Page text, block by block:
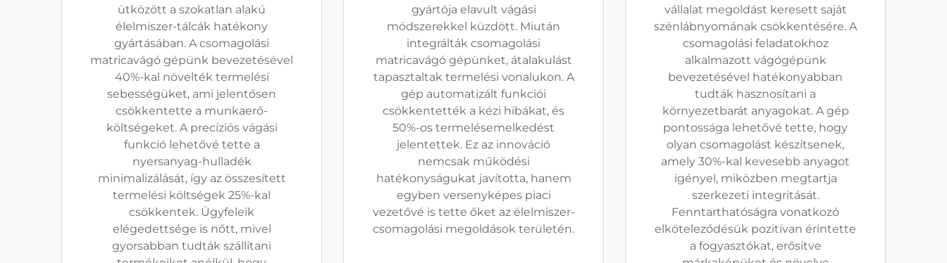
ütközött a szokatlan alakú
élelmiszer-tálcák hatékony
gyártásában. A csomagolási
matricavágó gépünk bevezetésével
40%-kal növelték termelési
sebességüket, ami jelentősen
csökkentette a munkaerő-
költségeket. A precíziós vágási
funkció lehetővé tette a
nyersanyag-hulladék
minimalizálását, így az összesített
termelési költségek 25%-kal
csökkentek. Ügyfeleik
elégedettsége is nőtt, mivel
gyorsabban tudták szállítani
gyártója elavult vágási
módszerekkel küzdött. Miután
integrálták csomagolási
matricavágó gépünket, átalakulást
tapasztaltak termelési vonalukon. A
gép automatizált funkciói
csökkentették a kézi hibákat, és
50%-os termelésemelkedést
jelentettek. Ez az innováció
nemcsak működési
hatékonyságukat javította, hanem
egyben versenyképes piaci
vezetővé is tette őket az élelmiszer-
csomagolási megoldások területén.
vállalat megoldást keresett saját
szénlábnyomának csökkentésére. A
csomagolási feladatokhoz
alkalmazott vágógépünk
bevezetésével hatékonyabban
tudták hasznosítani a
környezetbarát anyagokat. A gép
pontossága lehetővé tette, hogy
olyan csomagolást készítsenek,
amely 30%-kal kevesebb anyagot
igényel, miközben megtartja
szerkezeti integritását.
Fenntarthatóságra vonatkozó
elköteleződésük pozitívan érintette
a fogyasztókat, erősítve